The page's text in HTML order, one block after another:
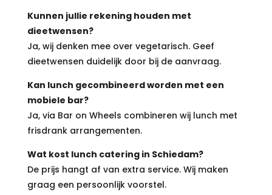
Kunnen jullie rekening houden met
dieetwensen?
Ja, wij denken mee over vegetarisch. Geef
dieetwensen duidelijk door bij de aanvraag.
Kan lunch gecombineerd worden met een
mobiele bar?
Ja, via Bar on Wheels combineren wij lunch met
frisdrank arrangementen.
Wat kost lunch catering in Schiedam?
De prijs hangt af van extra service. Wij maken
graag een persoonlijk voorstel.